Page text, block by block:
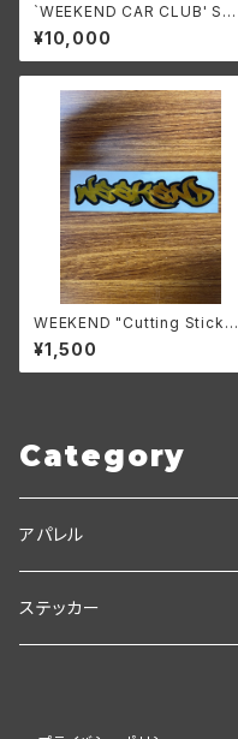
`WEEKEND CAR CLUB' Swe
at Pants
¥10,000
WEEKEND "Cutting Sticker
LTD"
¥1,500
Category
アパレル
Ｃ.Ｃ.Ｃ
ステッカー